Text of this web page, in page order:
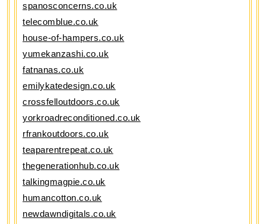
spanosconcerns.co.uk
telecomblue.co.uk
house-of-hampers.co.uk
yumekanzashi.co.uk
fatnanas.co.uk
emilykatedesign.co.uk
crossfelloutdoors.co.uk
yorkroadreconditioned.co.uk
rfrankoutdoors.co.uk
teaparentrepeat.co.uk
thegenerationhub.co.uk
talkingmagpie.co.uk
humancotton.co.uk
newdawndigitals.co.uk